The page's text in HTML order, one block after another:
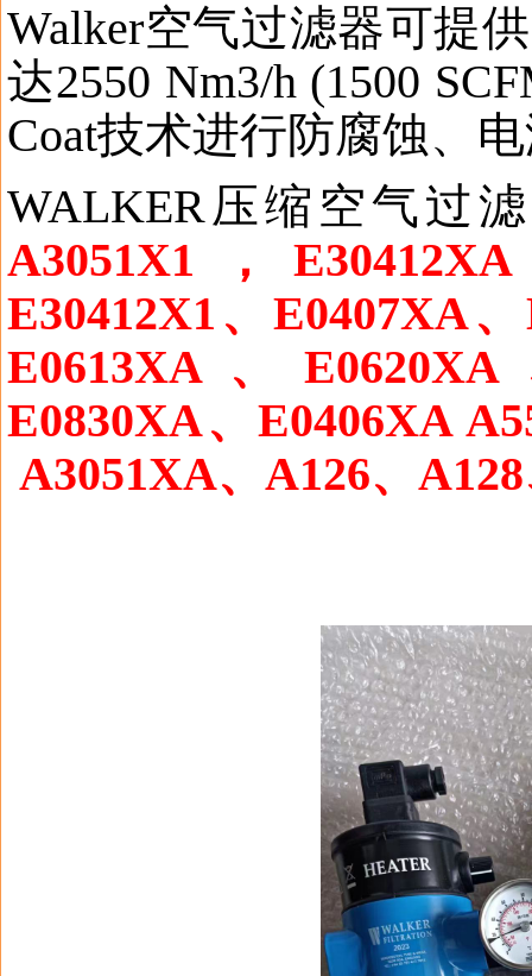
Walker空气过滤器可提
达2550 Nm3/h (1500
Coat技术进行防腐蚀、
WALKER压缩空气过
A3051X1 ，E30412XA
E30412X1 、 E0407XA、
E0613XA 、 E0620XA
E0830XA、E0406XA
A3051XA、 A126、 A128